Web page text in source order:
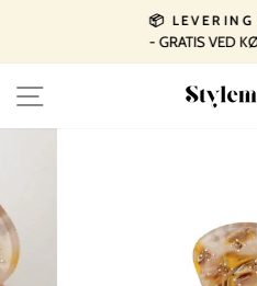
indhold
📦
- GRATIS VED
SIDE